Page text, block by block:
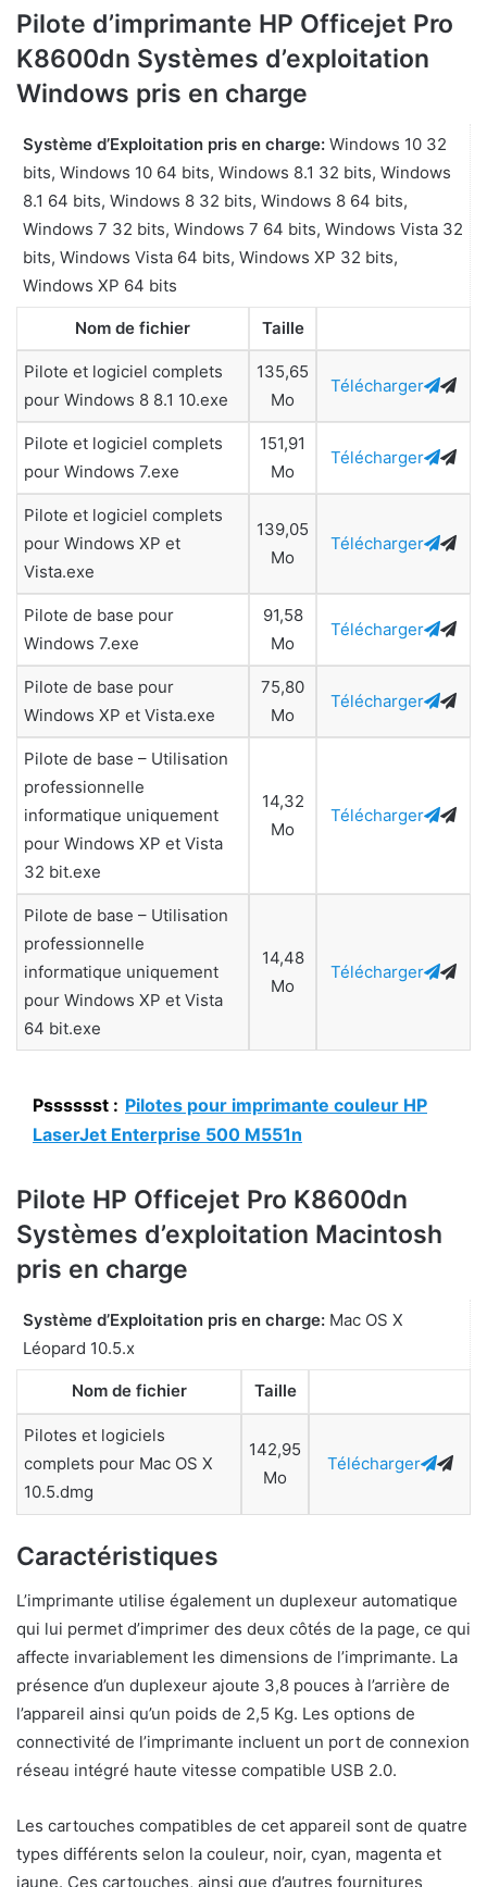
Pilote d’imprimante HP Officejet Pro
K8600dn Systèmes d’exploitation
Windows pris en charge
Système d’Exploitation pris en charge: Windows 10 32
bits, Windows 10 64 bits, Windows 8.1 32 bits, Windows
8.1 64 bits, Windows 8 32 bits, Windows 8 64 bits,
Windows 7 32 bits, Windows 7 64 bits, Windows Vista 32
bits, Windows Vista 64 bits, Windows XP 32 bits,
Windows XP 64 bits
Nom de fichier Taille
Pilote et logiciel complets
pour Windows 8 8.1 10.exe
135,65
Mo
Télécharger
Pilote et logiciel complets
pour Windows 7.exe
151,91
Mo
Télécharger
Pilote et logiciel complets
pour Windows XP et
Vista.exe
139,05
Mo
Télécharger
Pilote de base pour
Windows 7.exe
91,58
Mo
Télécharger
Pilote de base pour
Windows XP et Vista.exe
75,80
Mo
Télécharger
Pilote de base – Utilisation
professionnelle
informatique uniquement
pour Windows XP et Vista
32 bit.exe
14,32
Mo
Télécharger
Pilote de base – Utilisation
professionnelle
informatique uniquement
pour Windows XP et Vista
64 bit.exe
14,48
Mo
Télécharger
Psssssst : Pilotes pour imprimante couleur HP
LaserJet Enterprise 500 M551n
Pilote HP Officejet Pro K8600dn
Systèmes d’exploitation Macintosh
pris en charge
Système d’Exploitation pris en charge: Mac OS X
Léopard 10.5.x
Nom de fichier Taille
Pilotes et logiciels
complets pour Mac OS X
10.5.dmg
142,95
Mo
Télécharger
Caractéristiques
L’imprimante utilise également un duplexeur automatique
qui lui permet d’imprimer des deux côtés de la page, ce qui
affecte invariablement les dimensions de l’imprimante. La
présence d’un duplexeur ajoute 3,8 pouces à l’arrière de
l’appareil ainsi qu’un poids de 2,5 Kg. Les options de
connectivité de l’imprimante incluent un port de connexion
réseau intégré haute vitesse compatible USB 2.0.
Les cartouches compatibles de cet appareil sont de quatre
types différents selon la couleur, noir, cyan, magenta et
jaune. Ces cartouches, ainsi que d’autres fournitures